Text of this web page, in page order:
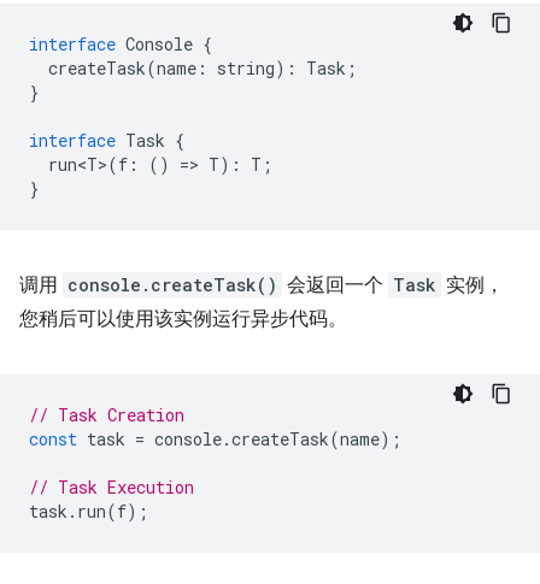
interface Console {
createTask(name : string) : Task ;
}
interface Task {
run<T>(f : () => T) : T ;
}
调用 console.createTask() 会返回一个 Task 实例，
您稍后可以使用该实例运行异步代码。
// Task Creation
const task = console.createTask(name);
// Task Execution
task . run(f);